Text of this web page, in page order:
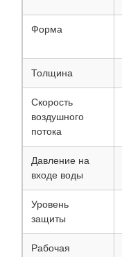
Форма
Толщина
Скорость
воздушного
потока
Давление на
входе воды
Уровень
защиты
Рабочая